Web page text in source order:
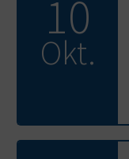
10
Okt.